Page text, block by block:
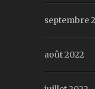
septembre
août 2022